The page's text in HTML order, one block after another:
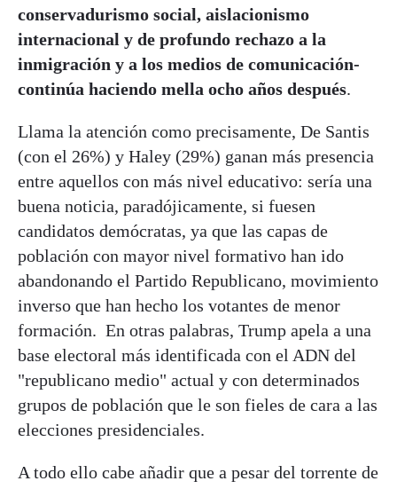
conservadurismo social, aislacionismo
internacional y de profundo rechazo a la
inmigración y a los medios de comunicación-
continúa haciendo mella ocho años después.
Llama la atención como precisamente, De Santis
(con el 26%) y Haley (29%) ganan más presencia
entre aquellos con más nivel educativo: sería una
buena noticia, paradójicamente, si fuesen
candidatos demócratas, ya que las capas de
población con mayor nivel formativo han ido
abandonando el Partido Republicano, movimiento
inverso que han hecho los votantes de menor
formación. En otras palabras, Trump apela a una
base electoral más identificada con el ADN del
"republicano medio" actual y con determinados
grupos de población que le son fieles de cara a las
elecciones presidenciales.
A todo ello cabe añadir que a pesar del torrente de